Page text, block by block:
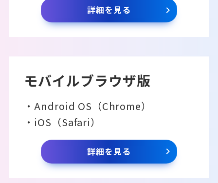
詳細を見る
モバイルブラウザ版
・Android OS（Chrome）
・iOS（Safari）
詳細を見る